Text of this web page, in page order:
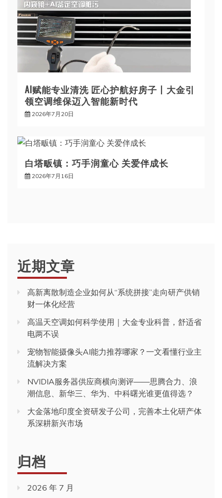
AI赋能专业清洗 匠心护航好房子丨大金引
领空调维保迈入智能新时代
2026年7月20日
白塔畈镇：巧手润童心 关爱伴成长
2026年7月16日
近期文章
高新离散制造企业如何从“系统拼接”走向研产供销
财一体化经营
高温天空调如何科学使用｜大金专业科普，舒适省
电两不误
宠物智能摄像头AI能力推荐哪家？一文看懂行业主
流解决方案
NVIDIA服务器供应商横向测评——思腾合力、浪
潮信息、新华三、华为、中科曙光谁更值得选？
大金落地印度全资研发子公司，完善本土化研产体
系深耕新兴市场
归档
2026 年 7 月